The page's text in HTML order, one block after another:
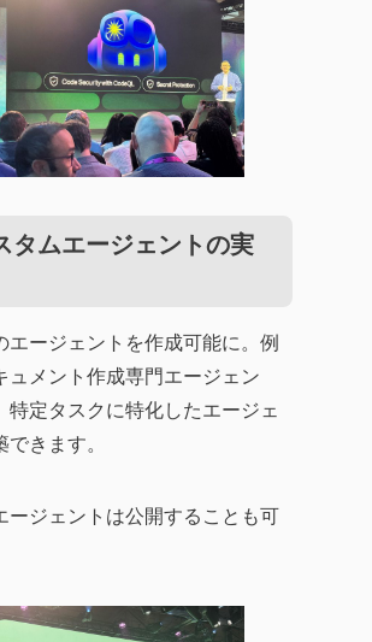
タムエージェントの実
エージェントを作成可能に。例
ュメント作成専門エージェン
特定タスクに特化したエージェ
できます。
ージェントは公開することも可